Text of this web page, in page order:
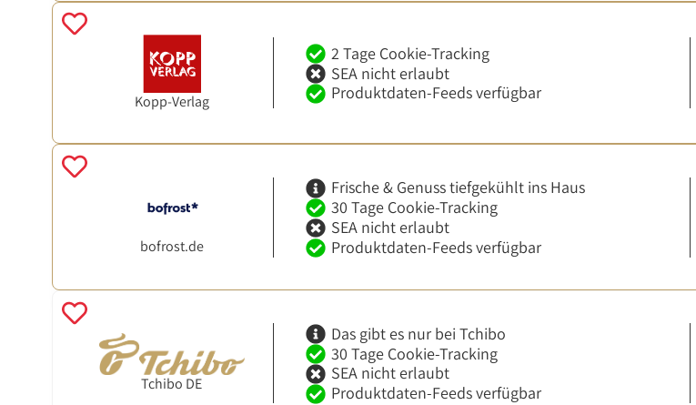
Kopp-Verlag
2 Tage Cookie-Tracking
SEA nicht erlaubt
Produktdaten-Feeds verfügbar
bofrost.de
Frische & Genuss tiefgekühlt ins Haus
30 Tage Cookie-Tracking
SEA nicht erlaubt
Produktdaten-Feeds verfügbar
Tchibo DE
Das gibt es nur bei Tchibo
30 Tage Cookie-Tracking
SEA nicht erlaubt
Produktdaten-Feeds verfügbar